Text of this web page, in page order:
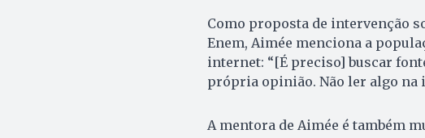
Como proposta de intervenção
Enem, Aimée menciona a
internet: “[É preciso] buscar
própria opinião. Não ler algo na
A mentora de Aimée é também